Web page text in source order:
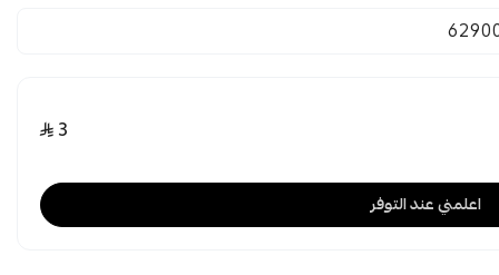
3
اعلمني عند التوفر